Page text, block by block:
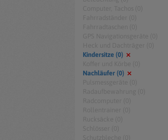
Kindersitze (0)
Nachläufer (0)